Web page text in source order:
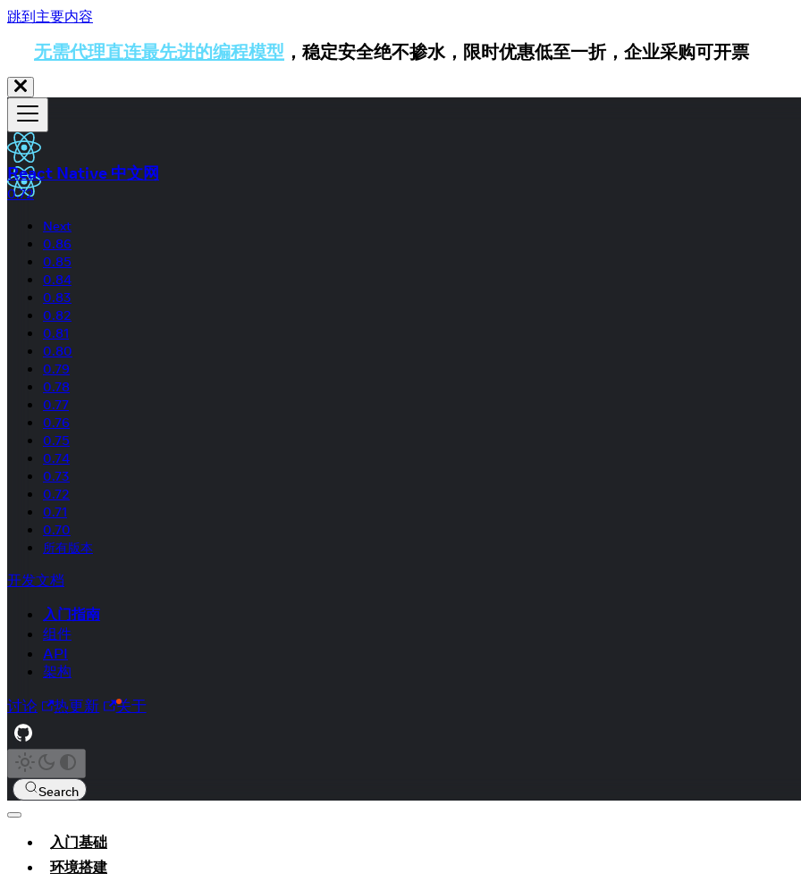
跳到主要内容
无需代理直连最先进的编程模型 ，稳定安全绝不掺水，限时优惠低至一折，企业采购可开票
React Native 中文网
0.72
Next
0.86
0.85
0.84
0.83
0.82
0.81
0.80
0.79
0.78
0.77
0.76
0.75
0.74
0.73
0.72
0.71
0.70
所有版本
开发文档
入门指南
组件
API
架构
讨论 热更新 关于
Search
入门基础
环境搭建